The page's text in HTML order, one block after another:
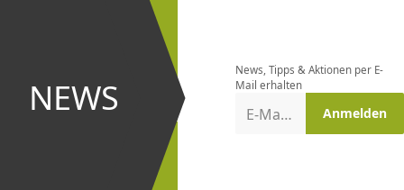
NEWS
und bei
Aktionen
News, Tipps & Aktionen per E-
Mail erhalten
E-Mail-Adresse Anmelden